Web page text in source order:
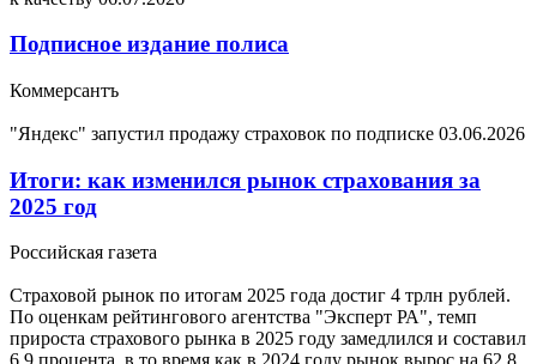
Подписное издание полиса
Коммерсантъ
"Яндекс" запустил продажу страховок по подписке 03.06.2026
Итоги: как изменился рынок страхования за
2025 год
Российская газета
Страховой рынок по итогам 2025 года достиг 4 трлн рублей.
По оценкам рейтингового агентства "Эксперт РА", темп
прироста страхового рынка в 2025 году замедлился и составил